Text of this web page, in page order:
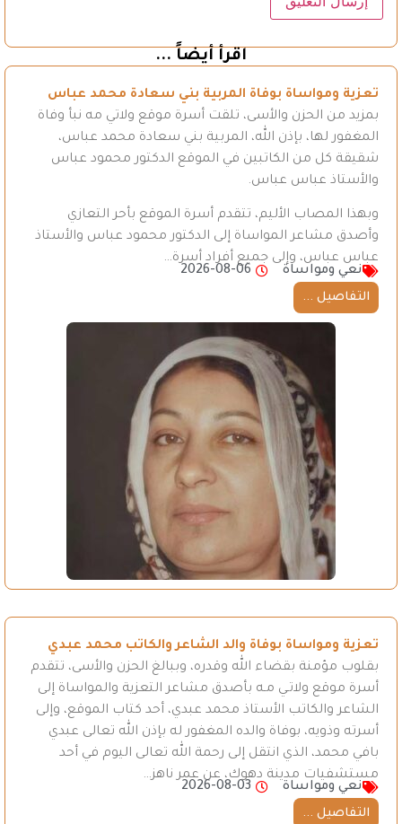
اقرأ أيضاً ...
تعزية ومواساة بوفاة المربية بني سعادة محمد عباس
بمزيد من الحزن والأسى، تلقت أسرة موقع ولاتي مه نبأ وفاة
المغفور لها، بإذن الله، المربية بني سعادة محمد عباس،
شقيقة كل من الكاتبين في الموقع الدكتور محمود عباس
والأستاذ عباس عباس.
وبهذا المصاب الأليم، تتقدم أسرة الموقع بأحر التعازي
وأصدق مشاعر المواساة إلى الدكتور محمود عباس والأستاذ
عباس عباس، وإلى جميع أفراد أسرة…
نعي ومواساة
2026-08-06
التفاصيل ...
تعزية ومواساة بوفاة والد الشاعر والكاتب محمد عبدي
بقلوب مؤمنة بقضاء الله وقدره، وببالغ الحزن والأسى، تتقدم
أسرة موقع ولاتـي مـه بأصدق مشاعر التعزية والمواساة إلى
الشاعر والكاتب الأستاذ محمد عبدي، أحد كتاب الموقع، وإلى
أسرته وذويه، بوفاة والده المغفور له بإذن الله تعالى عبدي
بافي محمد، الذي انتقل إلى رحمة الله تعالى اليوم في أحد
مستشفيات مدينة دهوك، عن عمر ناهز…
نعي ومواساة
2026-08-03
التفاصيل ...